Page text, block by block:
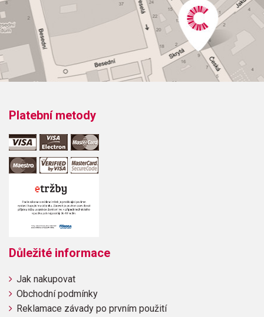
Platební metody
Důležité informace
Jak nakupovat
Obchodní podmínky
Reklamace závady po prvním použití